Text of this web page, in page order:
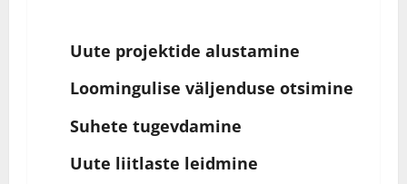
Uute projektide alustamine
Loomingulise väljenduse otsimine
Suhete tugevdamine
Uute liitlaste leidmine